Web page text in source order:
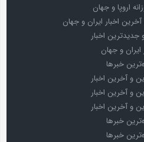
اروپا و جهان
اخبار ایران و جهان
اخبار
ایران و جهان
خبرها
و آخرین اخبار
و آخرین اخبار
و آخرین اخبار
خبرها
خبرها